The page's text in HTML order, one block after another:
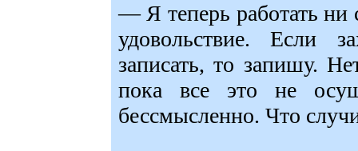
— Я теперь работать ни
удовольствие. Если
записать, то запишу.
пока все это не
бессмысленно. Что